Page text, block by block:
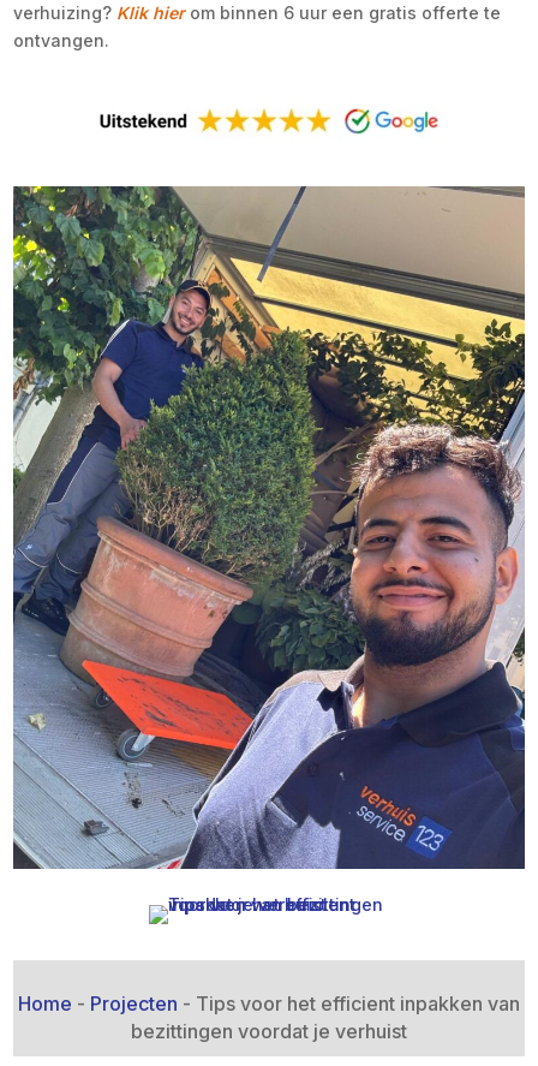
verhuizing? Klik hier om binnen 6 uur een gratis offerte te
ontvangen.
Home - Projecten - Tips voor het efficient inpakken van
bezittingen voordat je verhuist